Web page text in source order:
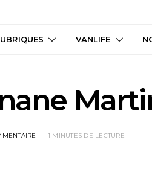
VANLIFE
1 MINUTES DE LECTURE